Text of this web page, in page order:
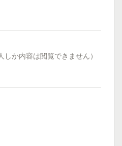
しか内容は閲覧できません）